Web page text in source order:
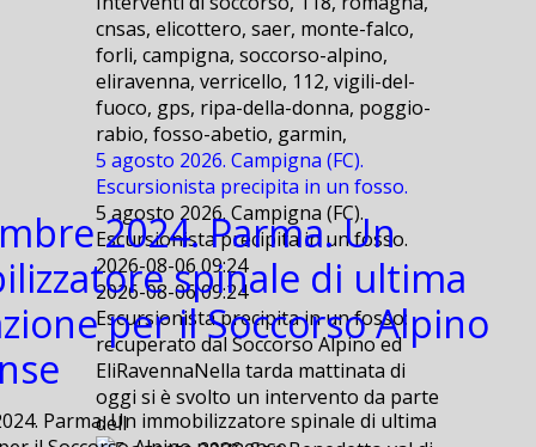
cnsas, elicottero, saer, monte-falco,
forli, campigna, soccorso-alpino,
eliravenna, verricello, 112, vigili-del-
fuoco, gps, ripa-della-donna, poggio-
rabio, fosso-abetio, garmin,
5 agosto 2026. Campigna (FC).
Escursionista precipita in un fosso.
5 agosto 2026. Campigna (FC).
Escursionista precipita in un fosso.
2026-08-06 09:24
2026-08-06 09:24
Escursionista precipita in un fosso:
recuperato dal Soccorso Alpino ed
EliRavennaNella tarda mattinata di
oggi si è svolto un intervento da parte
dell
2024. Parma. Un
spinale di ultima
per il Soccorso Alpino
Parma. Un immobilizzatore spinale di ultima